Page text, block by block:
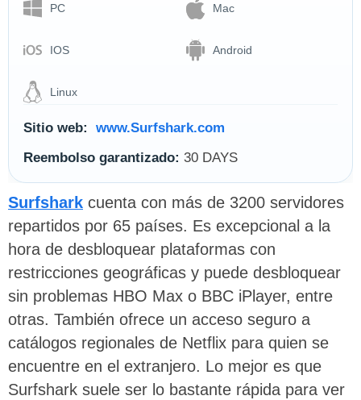
PC Mac
IOS Android
Linux
Sitio web:
www.Surfshark.com
Reembolso garantizado: 30 DAYS
Surfshark cuenta con más de 3200 servidores
repartidos por 65 países. Es excepcional a la
hora de desbloquear plataformas con
restricciones geográficas y puede desbloquear
sin problemas HBO Max o BBC iPlayer, entre
otras. También ofrece un acceso seguro a
catálogos regionales de Netflix para quien se
encuentre en el extranjero. Lo mejor es que
Surfshark suele ser lo bastante rápida para ver